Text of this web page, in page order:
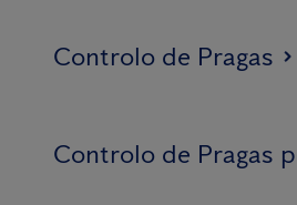
Controlo de Pragas
Controlo de Pragas